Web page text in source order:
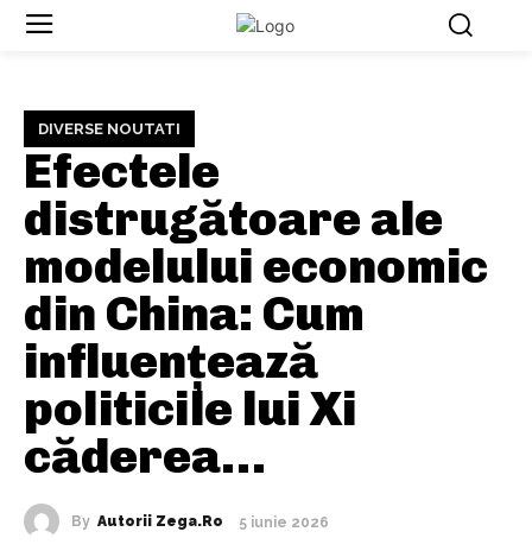
DIVERSE NOUTATI
Efectele
distrugătoare ale
modelului economic
din China: Cum
influențează
politicile lui Xi
căderea…
By Autorii Zega.ro 5 iunie 2026